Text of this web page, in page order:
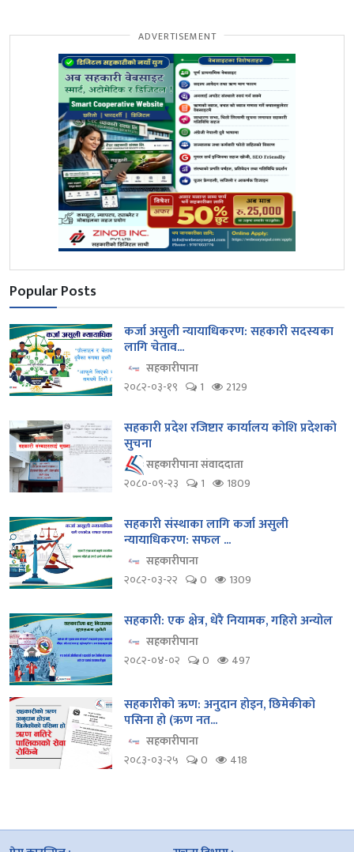
ADVERTISEMENT
Popular Posts
कर्जा असुली न्यायाधिकरण: सहकारी सदस्यका
लागि चेताव...
सहकारीपाना
२०८२-०३-१९
1 2129
सहकारी प्रदेश रजिष्टार कार्यालय कोशि प्रदेशको
सुचना
सहकारीपाना संवाददाता
२०८०-०९-२३
1 1809
सहकारी संस्थाका लागि कर्जा असुली
न्यायाधिकरण: सफल ...
सहकारीपाना
२०८२-०३-२२
0 1309
सहकारी: एक क्षेत्र, धेरै नियामक, गहिरो अन्योल
सहकारीपाना
२०८२-०४-०२
0 497
सहकारीको ऋण: अनुदान होइन, छिमेकीको
पसिना हो (ऋण नत...
सहकारीपाना
२०८३-०३-२५
0 418